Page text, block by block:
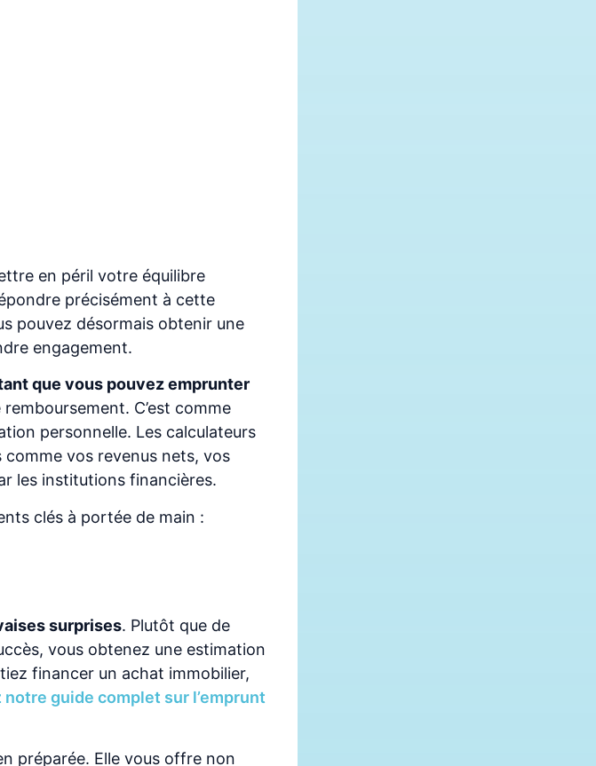
en péril votre équilibre
précisément à cette
pouvez désormais obtenir une
engagement.
que vous pouvez emprunter
C’est comme
personnelle. Les calculateurs
vos revenus nets, vos
les institutions financières.
clés à portée de main :
surprises. Plutôt que de
vous obtenez une estimation
financer un achat immobilier,
guide complet sur l’emprunt
préparée. Elle vous offre non